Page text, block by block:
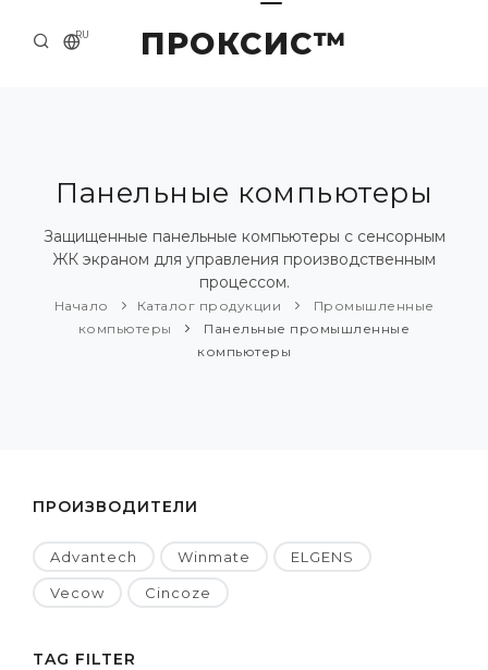
ПРОКСИС™
RU
О КОМПАНИИ
ПРИМЕРЫ И РЕШЕНИЯ
КАТАЛОГ ПРОДУКЦИИ
Панельные компьютеры
Защищенные панельные компьютеры с сенсорным
ЖК экраном для управления производственным
процессом.
Начало Каталог продукции
Промышленные
компьютеры
Панельные промышленные
компьютеры
ПРОИЗВОДИТЕЛИ
Advantech Winmate ELGENS
Vecow Cincoze
TAG FILTER